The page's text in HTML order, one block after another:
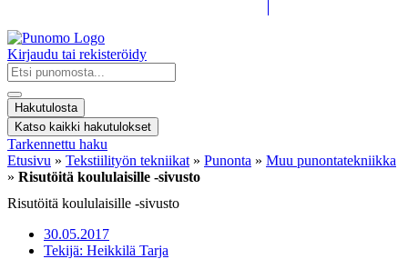
Kirjaudu tai rekisteröidy
Search
...
Hakutulosta
Katso kaikki hakutulokset
Tarkennettu haku
Etusivu » Tekstiilityön tekniikat » Punonta » Muu punontatekniikka
» Risutöitä koululaisille -sivusto
Risutöitä koululaisille -sivusto
30.05.2017
Tekijä: Heikkilä Tarja